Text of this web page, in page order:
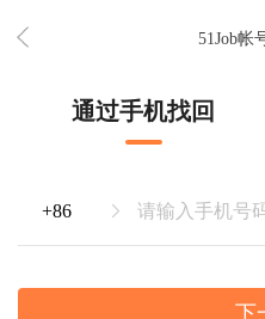
51Job帐
通过手机找回
下